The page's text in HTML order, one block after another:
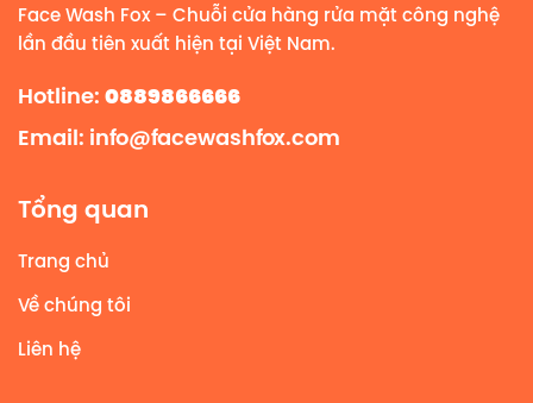
Face Wash Fox – Chuỗi cửa hàng rửa mặt công nghệ
lần đầu tiên xuất hiện tại Việt Nam.
Hotline:0889866666
Email: info@facewashfox.com
Tổng quan
Trang chủ
Về chúng tôi
Liên hệ